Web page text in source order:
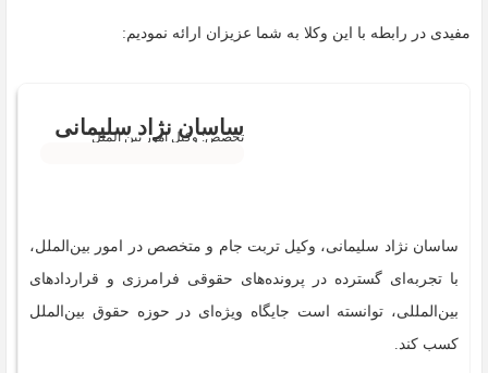
مفیدی در رابطه با این وکلا به شما عزیزان ارائه نمودیم:
ساسان نژاد سلیمانی
تخصص: وکیل امور بین الملل
ساسان نژاد سلیمانی، وکیل تربت جام و متخصص در امور بین‌الملل،
با تجربه‌ای گسترده در پرونده‌های حقوقی فرامرزی و قراردادهای
بین‌المللی، توانسته است جایگاه ویژه‌ای در حوزه حقوق بین‌الملل
کسب کند.